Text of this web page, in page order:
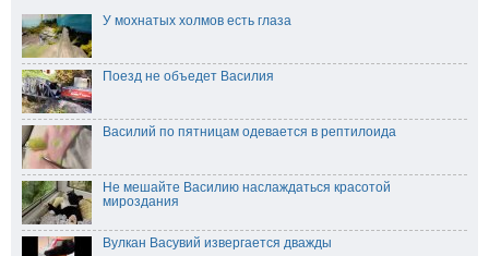
У мохнатых холмов есть глаза
Поезд не объедет Василия
Василий по пятницам одевается в рептилоида
Не мешайте Василию наслаждаться красотой
мироздания
Вулкан Васувий извергается дважды